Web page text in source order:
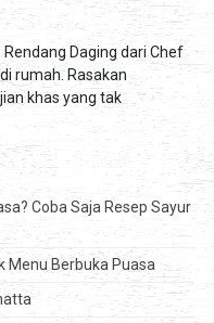
Daging dari Chef
rumah. Rasakan
khas yang tak
Coba Saja Resep Sayur
Menu Berbuka Puasa